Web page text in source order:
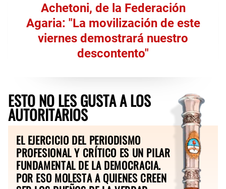
Achetoni, de la Federación
Agaria: "La movilización de este
viernes demostrará nuestro
descontento"
ESTO NO LES GUSTA A LOS
AUTORITARIOS
EL EJERCICIO DEL PERIODISMO
PROFESIONAL Y CRÍTICO ES UN PILAR
FUNDAMENTAL DE LA DEMOCRACIA.
POR ESO MOLESTA A QUIENES CREEN